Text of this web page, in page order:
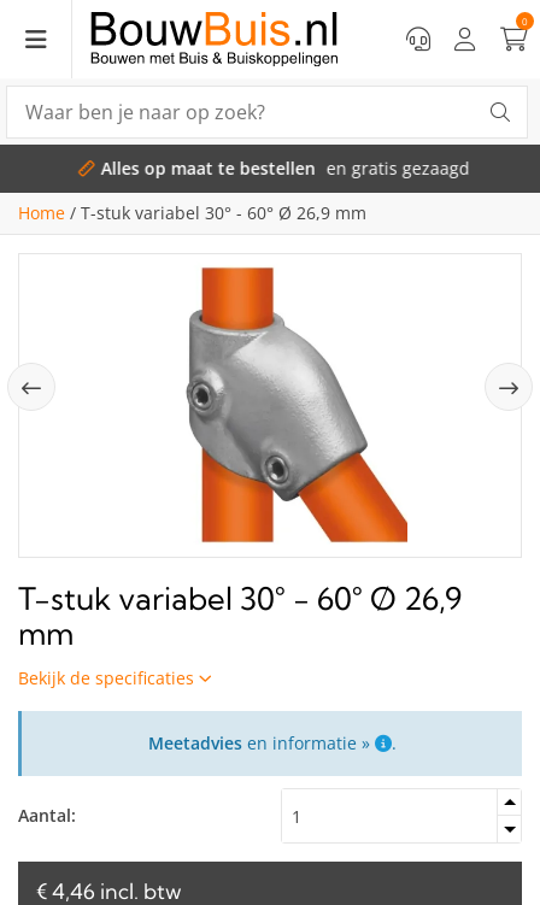
0
Alles op maat te bestellen
en gratis gezaagd
Home / T-stuk variabel 30° - 60° Ø 26,9 mm
T-stuk variabel 30° - 60° Ø 26,9
mm
Bekijk de specificaties
Meetadviesen informatie » .
Aantal:
€ 4,46 incl. btw